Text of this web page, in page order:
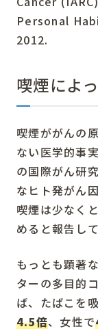
Personal
2012.
喫煙によ
喫煙ががんの
ない医学的事
の国際がん研
なヒト発がん
喫煙は少なく
めると報告して
もっとも顕著
ターの多目的
ば、たばこを
4.5倍、女性で